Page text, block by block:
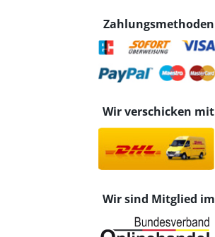
Zahlungsmethoden
Wir verschicken mit
Wir sind Mitglied im